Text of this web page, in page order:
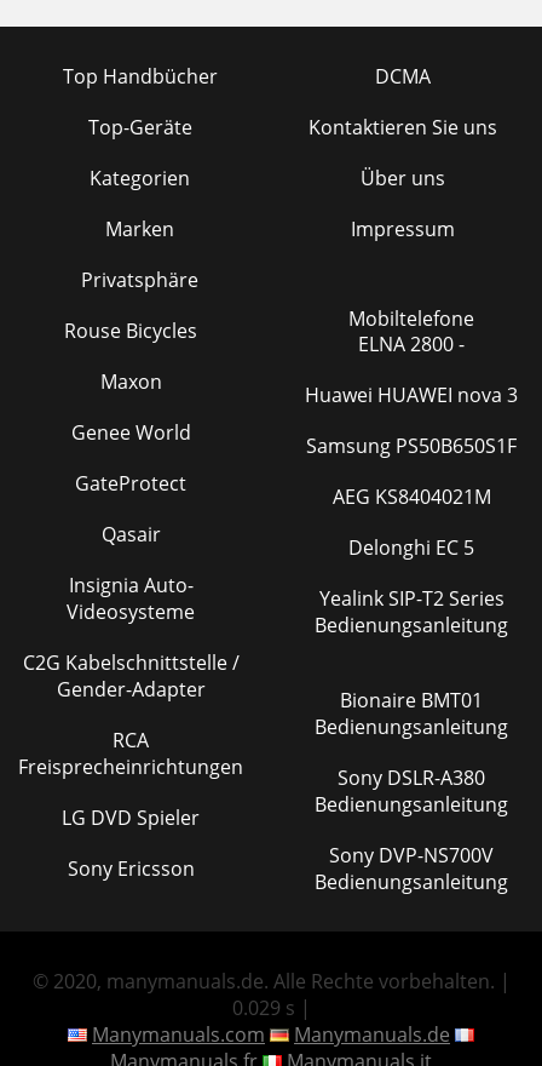
Top Handbücher
Top-Geräte
Kategorien
Marken
Privatsphäre
DCMA
Kontaktieren Sie uns
Über uns
Impressum
Rouse Bicycles
Maxon
Genee World
GateProtect
Qasair
Insignia Auto-
Videosysteme
C2G Kabelschnittstelle /
Gender-Adapter
RCA
Freisprecheinrichtungen
LG DVD Spieler
Sony Ericsson
Mobiltelefone
ELNA 2800 -
Huawei HUAWEI nova 3
Samsung PS50B650S1F
AEG KS8404021M
Delonghi EC 5
Yealink SIP-T2 Series
Bedienungsanleitung
Bionaire BMT01
Bedienungsanleitung
Sony DSLR-A380
Bedienungsanleitung
Sony DVP-NS700V
Bedienungsanleitung
© 2020, manymanuals.de. Alle Rechte vorbehalten. |
0.029 s |
Manymanuals.com
Manymanuals.de